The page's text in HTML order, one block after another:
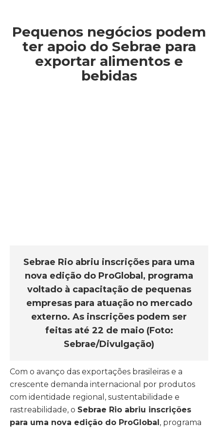
Pequenos negócios podem
ter apoio do Sebrae para
exportar alimentos e
bebidas
Sebrae Rio abriu inscrições para uma
nova edição do ProGlobal, programa
voltado à capacitação de pequenas
empresas para atuação no mercado
externo. As inscrições podem ser
feitas até 22 de maio (Foto:
Sebrae/Divulgação)
Com o avanço das exportações brasileiras e a
crescente demanda internacional por produtos
com identidade regional, sustentabilidade e
rastreabilidade, o Sebrae Rio abriu inscrições
para uma nova edição do ProGlobal, programa